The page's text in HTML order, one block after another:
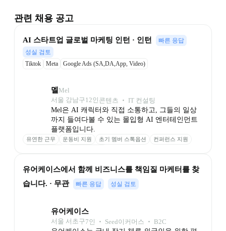
관련 채용 공고
AI 스타트업 글로벌 마케팅 인턴 · 인턴
빠른 응답
성실 검토
Tiktok
Meta Google Ads (SA,DA,App, Video)
멜 Mel
서울 강남구12인 콘텐츠 ‧ IT 컨설팅
Mel은 AI 캐릭터와 직접 소통하고, 그들의 일상
까지 들여다볼 수 있는 몰입형 AI 엔터테인먼트
플랫폼입니다.
유연한 근무 운동비 지원 초기 멤버 스톡옵션
컨퍼런스 지원
유어케이스에서 함께 비즈니스를 책임질 마케터를 찾
습니다. · 무관
빠른 응답 성실 검토
유어케이스
서울 서초구7인 ‧ Seed이커머스 ‧ B2C